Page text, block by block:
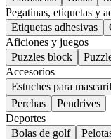
Pegatinas, etiquetas y
Etiquetas adhesivas
Aficiones y juegos
Puzzles block
Accesorios
Estuches para
Perchas
Pendrives
Deportes
Bolas de golf